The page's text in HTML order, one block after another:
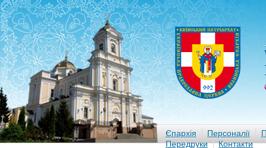
Єпархія Персоналії
Передруки
Контакти